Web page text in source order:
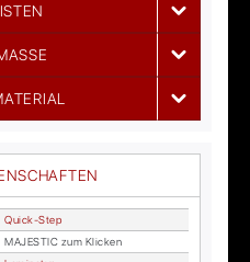
Quick-Step
MA­JES­TIC zum Kli­cken